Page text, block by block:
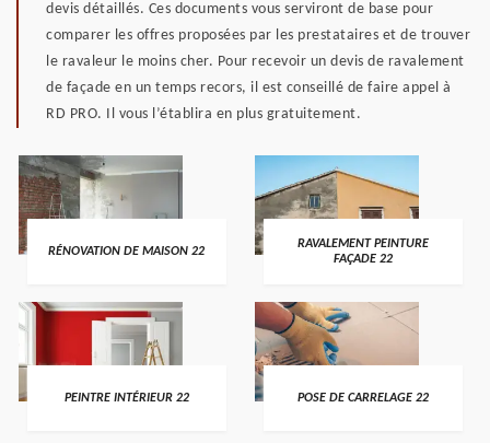
devis détaillés. Ces documents vous serviront de base pour
comparer les offres proposées par les prestataires et de trouver
le ravaleur le moins cher. Pour recevoir un devis de ravalement
de façade en un temps recors, il est conseillé de faire appel à
RD PRO. Il vous l’établira en plus gratuitement.
RÉNOVATION DE MAISON 22
RAVALEMENT PEINTURE
FAÇADE 22
PEINTRE INTÉRIEUR 22 POSE DE CARRELAGE 22